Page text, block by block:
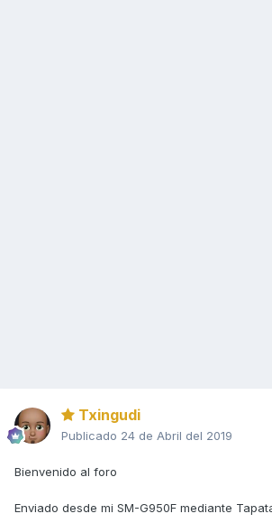
Txingudi
Publicado 24 de Abril del 2019
Bienvenido al foro
Enviado desde mi SM-G950F mediante